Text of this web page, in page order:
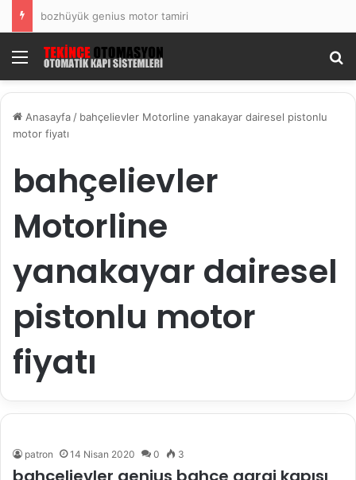
bozhüyük genius motor tamiri
Menü
Anasayfa / bahçelievler Motorline yanakayar dairesel pistonlu
motor fiyatı
bahçelievler
Motorline
yanakayar dairesel
pistonlu motor
fiyatı
patron 14 Nisan 2020 0 3